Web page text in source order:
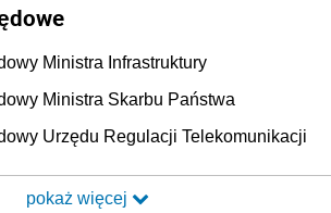
Ministra Infrastruktury
Ministra Skarbu Państwa
Urzędu Regulacji Telekomunikacji
Ministra Transportu i Budownictwa
pokaż więcej